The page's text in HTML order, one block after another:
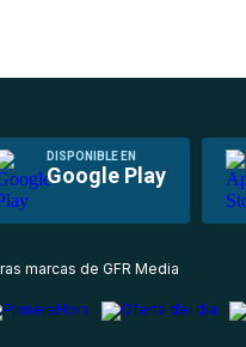
DISPONIBLE EN
Google Play
marcas de GFR Media